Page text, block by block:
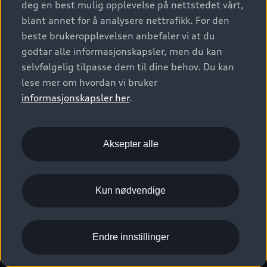
S/RS
Konseptbiler og prototyper
Prislister
Leasing
Bilgarantier
Audi Forsikring
Verkstedtjenester
Functions on demand
Kom i gang med myAudi
Kundeservice
Nyhetsbrev
Presse
Karriere
Bli sertifisert merkeverksted
Autoretur
Åpenhetsloven
© 2026 AUDI NORGE. All Rights Reserved.
Imprint Ansvarserklæring
Personvern
Informasjonskapsler (cookies)
Juridisk informasjon AUDI AG
deg en best mulig opplevelse på nettstedet vårt,
blant annet for å analysere nettrafikk. For den
beste brukeropplevelsen anbefaler vi at du
godtar alle informasjonskapsler, men du kan
selvfølgelig tilpasse dem til dine behov. Du kan
lese mer om hvordan vi bruker
informasjonskapsler her.
Aksepter alle
Kun nødvendige
Endre innstillinger